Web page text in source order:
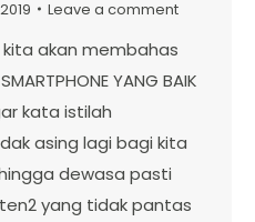
Leave a comment
kita akan membahas
YANG BAIK
kata istilah
asing lagi bagi kita
dewasa pasti
yang tidak pantas